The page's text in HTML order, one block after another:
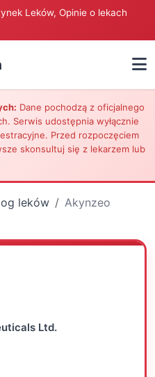
Leków, Opinie o lekach
Dane pochodzą z oficjalnego
Serwis udostępnia wyłącznie
Przed rozpoczęciem
skonsultuj się z lekarzem lub
leków Akynzeo
Ltd.